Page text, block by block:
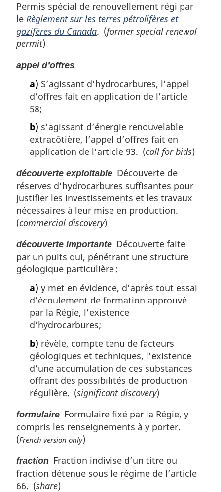
Permis spécial de renouvellement régi par
le Règlement sur les terres pétrolifères et
gazifères du Canada. (former special renewal
permit)
appel d’offres
a) S’agissant d’hydrocarbures, l’appel
d’offres fait en application de l’article
58;
b) s’agissant d’énergie renouvelable
extracôtière, l’appel d’offres fait en
application de l’article 93. (call for bids)
découverte exploitable Découverte de
réserves d’hydrocarbures suffisantes pour
justifier les investissements et les travaux
nécessaires à leur mise en production.
(commercial discovery)
découverte importante Découverte faite
par un puits qui, pénétrant une structure
géologique particulière :
a) y met en évidence, d’après tout essai
d’écoulement de formation approuvé
par la Régie, l’existence
d’hydrocarbures;
b) révèle, compte tenu de facteurs
géologiques et techniques, l’existence
d’une accumulation de ces substances
offrant des possibilités de production
régulière. (significant discovery)
formulaire Formulaire fixé par la Régie, y
compris les renseignements à y porter.
(French version only)
fraction Fraction indivise d’un titre ou
fraction détenue sous le régime de l’article
66. (share)